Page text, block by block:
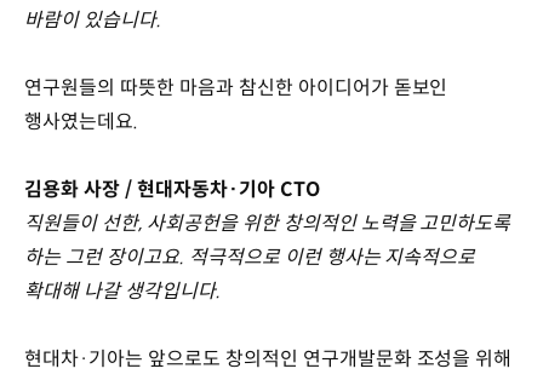
바람이 있습니다.
연구원들의 따뜻한 마음과 참신한 아이디어가 돋보인
행사였는데요.
김용화 사장 / 현대자동차·기아 CTO
직원들이 선한, 사회공헌을 위한 창의적인 노력을 고민하도록
하는 그런 장이고요. 적극적으로 이런 행사는 지속적으로
확대해 나갈 생각입니다.
현대차·기아는 앞으로도 창의적인 연구개발문화 조성을 위해